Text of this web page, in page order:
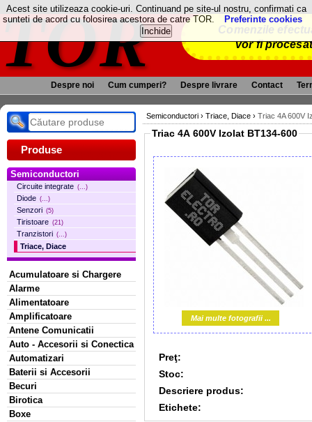
TOR
Comenzile
vor fi
Despre noi Cum cumperi? Despre livrare Contact
Produse
Semiconductori
Circuite integrate (...)
Diode (...)
Senzori (5)
Tiristoare (21)
Tranzistori (...)
Triace, Diace
Acumulatoare si Chargere
Alarme
Alimentatoare
Amplificatoare
Antene Comunicatii
Auto - Accesorii si Conectica
Automatizari
Baterii si Accesorii
Becuri
Birotica
Boxe
Semiconductori › Triace, Diace › Triac 4A 600V
Triac 4A 600V Izolat BT134-600
Mai multe fotografii ...
Preţ:
Stoc:
Descriere produs:
Etichete:
Acest site utilizeaza cookie-uri. Continuand pe site-ul nostru, confirmati ca
sunteti de acord cu folosirea acestora de catre TOR.
Preferinte cookies